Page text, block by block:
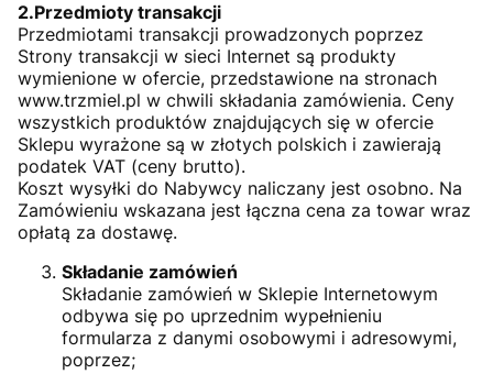
2.Przedmioty transakcji
Przedmiotami transakcji prowadzonych poprzez
Strony transakcji w sieci Internet są produkty
wymienione w ofercie, przedstawione na stronach
www.trzmiel.pl w chwili składania zamówienia. Ceny
wszystkich produktów znajdujących się w ofercie
Sklepu wyrażone są w złotych polskich i zawierają
podatek VAT (ceny brutto).
Koszt wysyłki do Nabywcy naliczany jest osobno. Na
Zamówieniu wskazana jest łączna cena za towar wraz
opłatą za dostawę.
Składanie zamówień
Składanie zamówień w Sklepie Internetowym
odbywa się po uprzednim wypełnieniu
formularza z danymi osobowymi i adresowymi,
poprzez;